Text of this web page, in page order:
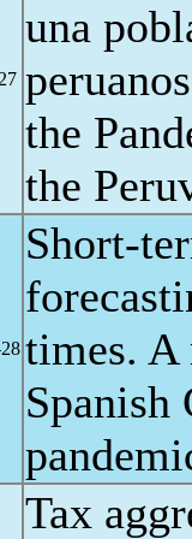
una
the
the
Short-
times. A
Spanish
Tax